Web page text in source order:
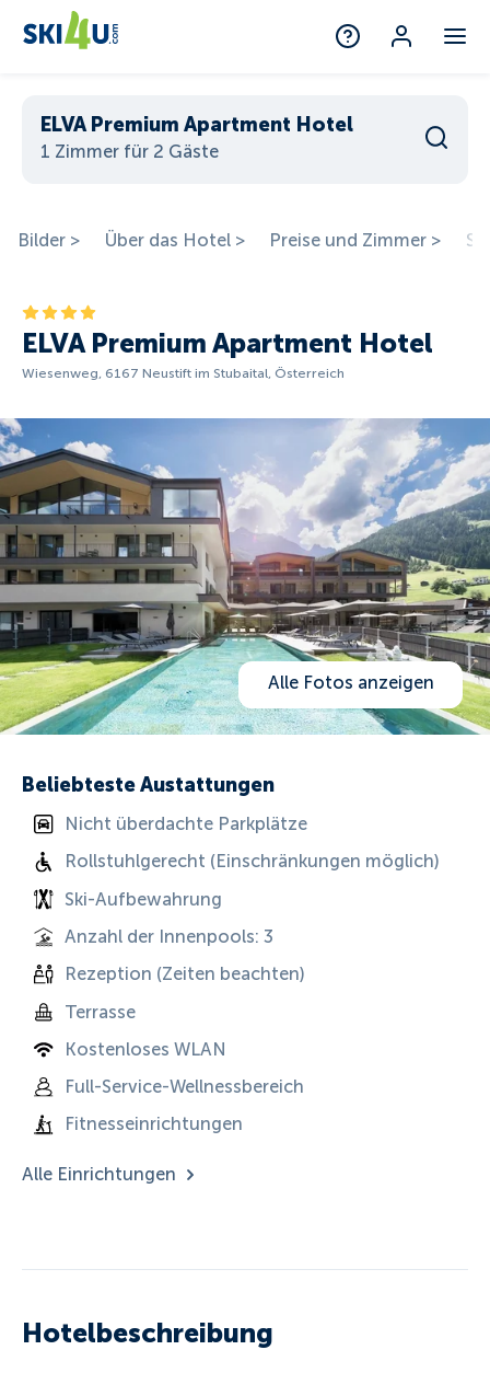
ELVA Premium Apartment Hotel
1 Zimmer für 2 Gäste
Bilder > Über das Hotel > Preise und Zimmer >
ELVA Premium Apartment Hotel
Wiesenweg, 6167 Neustift im Stubaital, Österreich
Alle Fotos anzeigen
Beliebteste Austattungen
Nicht überdachte Parkplätze
Rollstuhlgerecht (Einschränkungen möglich)
Ski-Aufbewahrung
Anzahl der Innenpools: 3
Rezeption (Zeiten beachten)
Terrasse
Kostenloses WLAN
Full-Service-Wellnessbereich
Fitnesseinrichtungen
Alle Einrichtungen
Hotelbeschreibung